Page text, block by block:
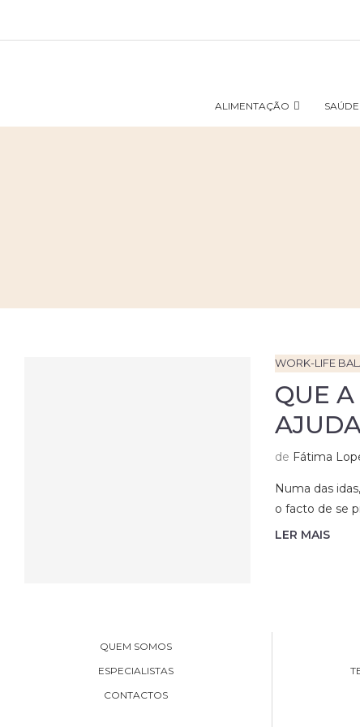
ALIMENTAÇÃO SAÚDE
WORK-LIFE
QUE
de Fátima
Numa das
o facto de se
LER MAIS
QUEM SOMOS
ESPECIALISTAS
CONTACTOS